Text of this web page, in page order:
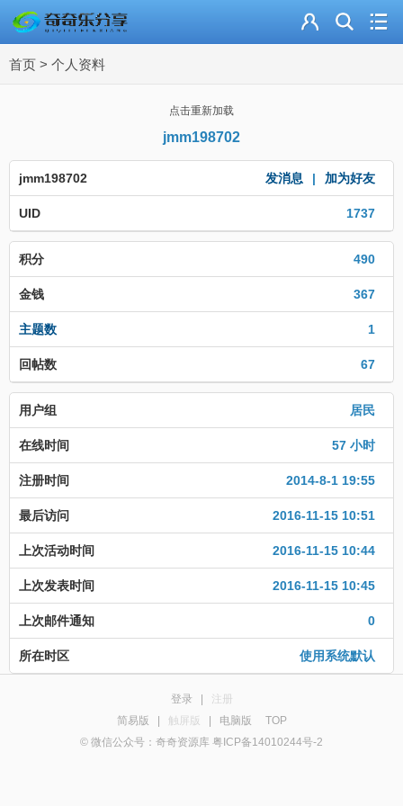
首页 > 个人资料
点击重新加载
jmm198702
发消息 | 加为好友
jmm198702
1737
UID
490
积分
367
金钱
1
主题数
67
回帖数
居民
用户组
57 小时
在线时间
2014-8-1 19:55
注册时间
2016-11-15 10:51
最后访问
2016-11-15 10:44
上次活动时间
2016-11-15 10:45
上次发表时间
0
上次邮件通知
使用系统默认
所在时区
登录
注册
简易版
触屏版 电脑版
TOP
© 微信公众号：奇奇资源库 粤ICP备14010244号-2
资源合集
站内导读
加入频道